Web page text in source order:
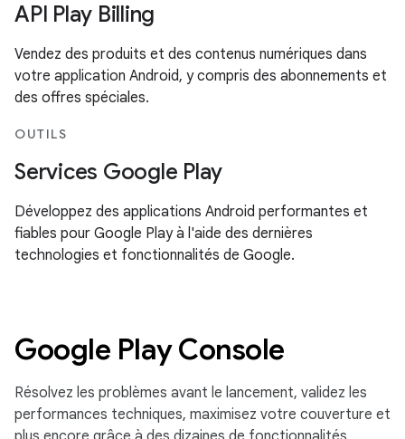
API Play Billing
Vendez des produits et des contenus numériques dans
votre application Android, y compris des abonnements et
des offres spéciales.
OUTILS
Services Google Play
Développez des applications Android performantes et
fiables pour Google Play à l'aide des dernières
technologies et fonctionnalités de Google.
Google Play Console
Résolvez les problèmes avant le lancement, validez les
performances techniques, maximisez votre couverture et